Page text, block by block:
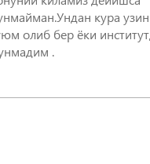
кура
олиб бер ёки
.